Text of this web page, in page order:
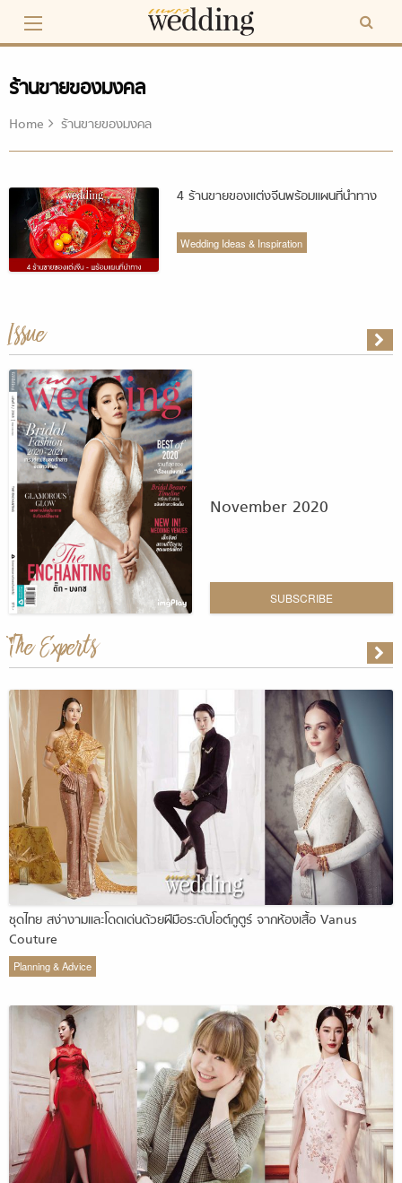
content
ร้านขายของมงคล
Home ร้านขายของมงคล
4 ร้านขายของแต่งจีนพร้อมแผนที่นำทาง
Wedding Ideas & Inspiration
Issue
November 2020
SUBSCRIBE
The Experts
ชุดไทย สง่างามและโดดเด่นด้วยฝีมือระดับโอต์กูตูร์ จากห้องเสื้อ Vanus
Couture
Planning & Advice